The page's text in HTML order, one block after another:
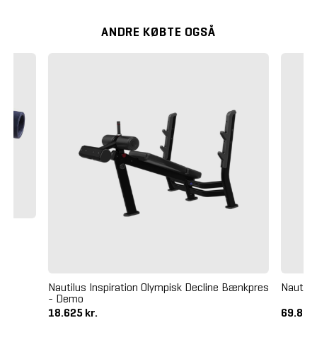
ANDRE KØBTE OGSÅ
Nautilus Inspiration Olympisk Decline Bænkpres
- Demo
18.625 kr.